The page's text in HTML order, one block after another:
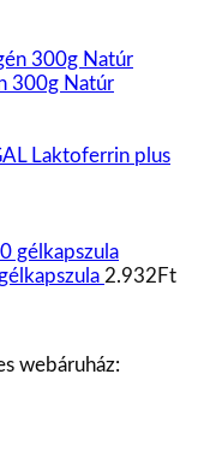
300g Natúr
Laktoferrin plus
2.932 Ft
webáruház: